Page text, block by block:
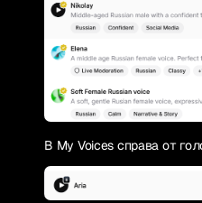
В My Voices справа от